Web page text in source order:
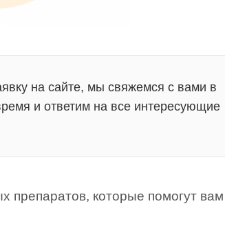
на сайте, мы свяжемся с вами в
и ответим на все интересующие
препаратов, которые помогут